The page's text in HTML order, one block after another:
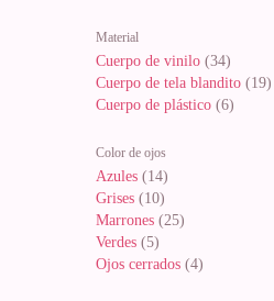
Material
Cuerpo de vinilo (34)
Cuerpo de tela blandito (19)
Cuerpo de plástico (6)
Color de ojos
Azules (14)
Grises (10)
Marrones (25)
Verdes (5)
Ojos cerrados (4)